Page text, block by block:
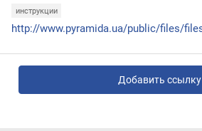
инструкции
Добавить ссылку